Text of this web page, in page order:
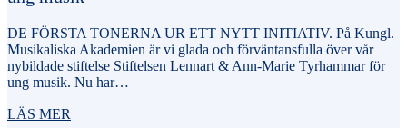
DE FÖRSTA TONERNA UR ETT NYTT INITIATIV. På Kungl.
Musikaliska Akademien är vi glada och förväntansfulla över vår
nybildade stiftelse Stiftelsen Lennart & Ann-Marie Tyrhammar för
ung musik. Nu har…
LÄS MER